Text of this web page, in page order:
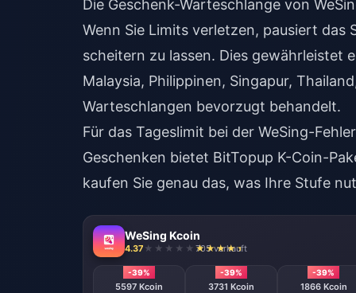
Die Geschenk-Warteschlange von
Wenn Sie Limits verletzen, pausiert
scheitern zu lassen. Dies gewährleistet
Malaysia, Philippinen, Singapur,
Warteschlangen bevorzugt behandelt.
Für das Tageslimit bei der WeSing-
Geschenken bietet BitTopup K-Coin-
kaufen Sie genau das, was Ihre Stufe
WeSing Kcoin
4.37 705 verkauft
-39%
5597 Kcoin
-39%
3731 Kcoin
-39%
1866 Kcoin